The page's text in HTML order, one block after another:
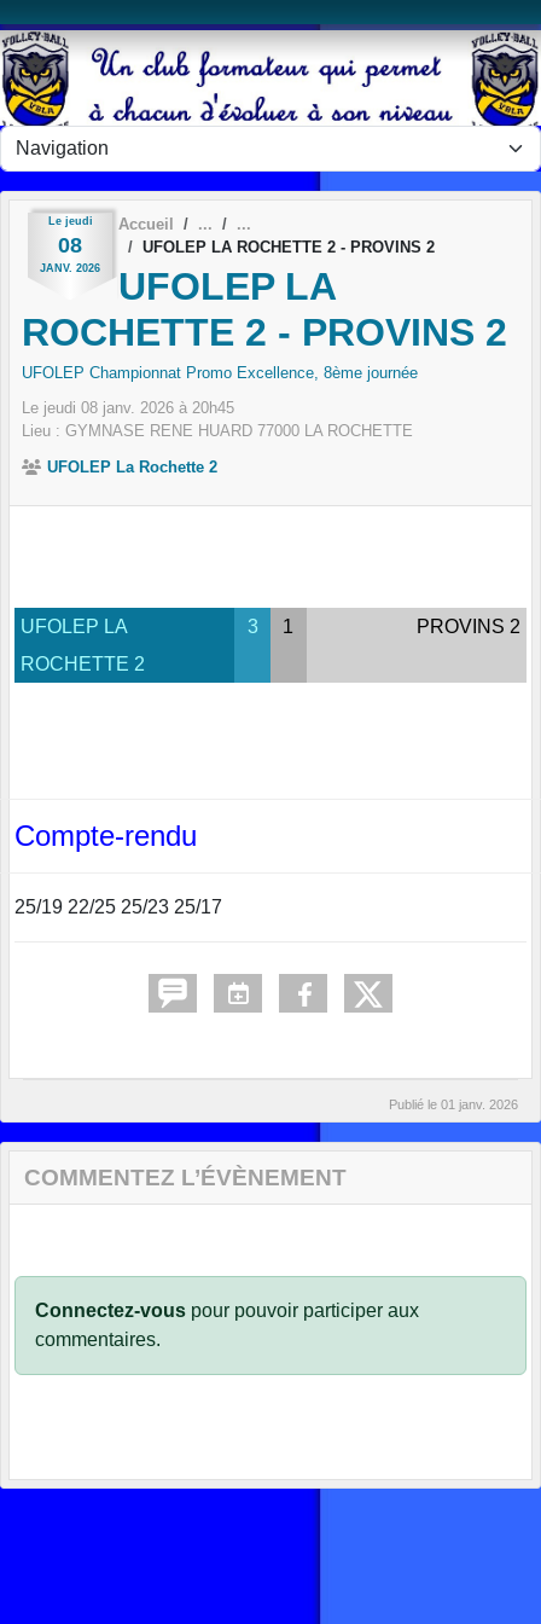
Le jeudi
08
JANV. 2026
Accueil
UFOLEP LA ROCHETTE 2 - PROVINS 2
UFOLEP LA
ROCHETTE 2 - PROVINS 2
UFOLEP Championnat Promo Excellence, 8ème journée
Le jeudi 08 janv. 2026 à 20h45
Lieu : GYMNASE RENE HUARD 77000 LA ROCHETTE
UFOLEP La Rochette 2
UFOLEP LA
ROCHETTE 2
3 1 PROVINS 2
Compte-rendu
25/19 22/25 25/23 25/17
Publié le 01 janv. 2026
COMMENTEZ L’ÉVÈNEMENT
Connectez-vous pour pouvoir participer aux
commentaires.